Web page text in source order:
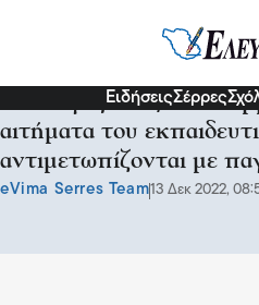
ΕιδήσειςΣέρρες
Σύλλογος Εκπ/κών
αιτήματα του
αντιμετωπίζονται με
eVima Serres Team13 Δεκ 2022,